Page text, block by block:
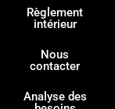
Règlement
intérieur
Nous
contacter
Analyse des